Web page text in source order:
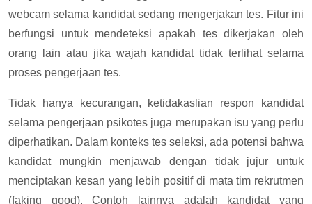
webcam selama kandidat sedang mengerjakan tes. Fitur ini
berfungsi untuk mendeteksi apakah tes dikerjakan oleh
orang lain atau jika wajah kandidat tidak terlihat selama
proses pengerjaan tes.
Tidak hanya kecurangan, ketidakaslian respon kandidat
selama pengerjaan psikotes juga merupakan isu yang perlu
diperhatikan. Dalam konteks tes seleksi, ada potensi bahwa
kandidat mungkin menjawab dengan tidak jujur untuk
menciptakan kesan yang lebih positif di mata tim rekrutmen
(faking good). Contoh lainnya adalah kandidat yang